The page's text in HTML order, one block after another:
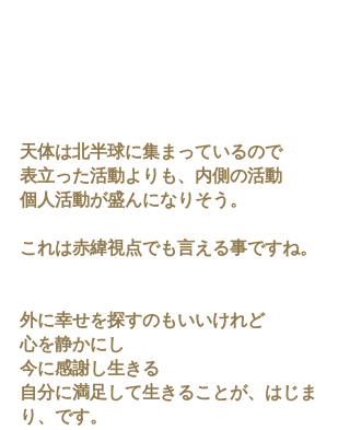
天体は北半球に集まっているので
表立った活動よりも、内側の活動
個人活動が盛んになりそう。
これは赤緯視点でも言える事ですね。
外に幸せを探すのもいいけれど
心を静かにし
今に感謝し生きる
自分に満足して生きることが、はじま
り、です。